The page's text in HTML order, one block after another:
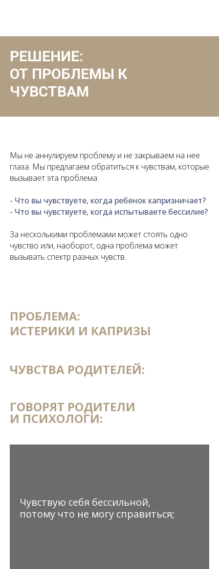
РЕШЕНИЕ:
ОТ ПРОБЛЕМЫ К
ЧУВСТВАМ
Мы не аннулируем проблему и не закрываем на нее
глаза. Мы предлагаем обратиться к чувствам, которые
вызывает эта проблема:
- Что вы чувствуете, когда ребенок капризничает?
- Что вы чувствуете, когда испытываете бессилие?
За несколькими проблемами может стоять одно
чувство или, наоборот, одна проблема может
вызывать спектр разных чувств.
ПРОБЛЕМА:
ИСТЕРИКИ И КАПРИЗЫ
ЧУВСТВА РОДИТЕЛЕЙ:
ГОВОРЯТ РОДИТЕЛИ
И ПСИХОЛОГИ:
Чувствую себя бессильной,
потому что не могу справиться;